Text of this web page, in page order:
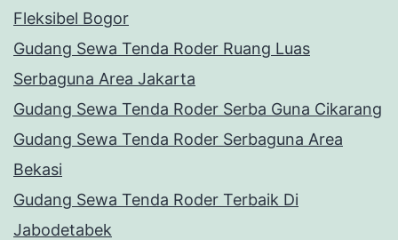
Fleksibel Bogor
Gudang Sewa Tenda Roder Ruang Luas
Serbaguna Area Jakarta
Gudang Sewa Tenda Roder Serba Guna Cikarang
Gudang Sewa Tenda Roder Serbaguna Area
Bekasi
Gudang Sewa Tenda Roder Terbaik Di
Jabodetabek